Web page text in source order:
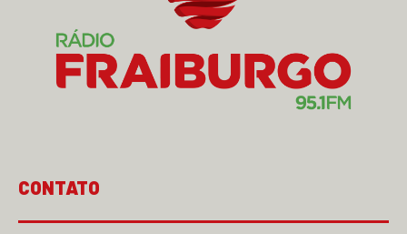
CONTATO